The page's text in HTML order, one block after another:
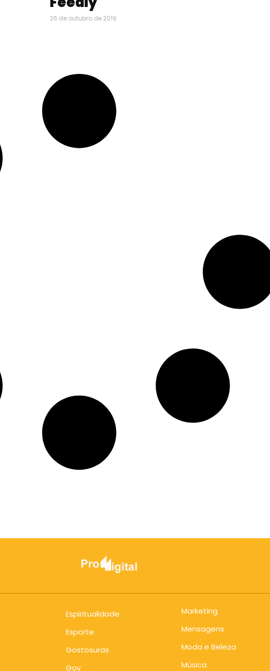
26 de outubro de 2019
Espiritualidade
Esporte
Gostosuras
Gov
Marketing
Mensagens
Moda e Beleza
Música